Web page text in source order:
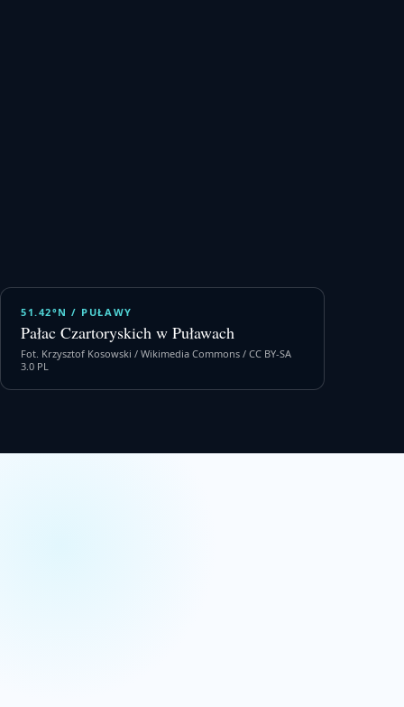
51.42°N / PUŁAWY
Pałac Czartoryskich w Puławach
Fot. Krzysztof Kosowski / Wikimedia Commons / CC BY-SA
3.0 PL